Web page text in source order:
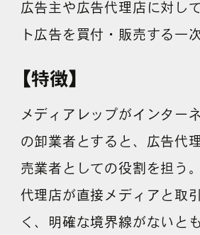
採用情報
セミナー申し込み
広告主や広告代理店に対し
ト広告を買付・販売する一
【特徴】
メディアレップがインター
の卸業者とすると、広告代
売業者としての役割を担う
代理店が直接メディアと取
く、明確な境界線がないと